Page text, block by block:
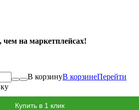
чем на маркетплейсах!
В корзинуВ корзинеПерейти
Купить в 1 клик